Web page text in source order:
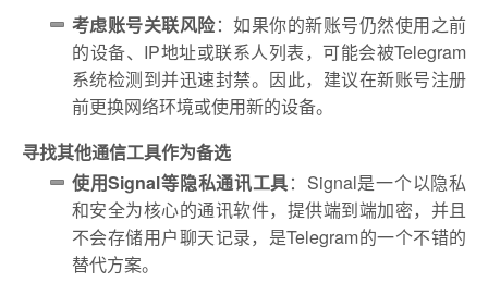
考虑账号关联风险：如果你的新账号仍然使用之前
的设备、IP地址或联系人列表，可能会被Telegram
系统检测到并迅速封禁。因此，建议在新账号注册
前更换网络环境或使用新的设备。
寻找其他通信工具作为备选
使用Signal等隐私通讯工具：Signal是一个以隐私
和安全为核心的通讯软件，提供端到端加密，并且
不会存储用户聊天记录，是Telegram的一个不错的
替代方案。